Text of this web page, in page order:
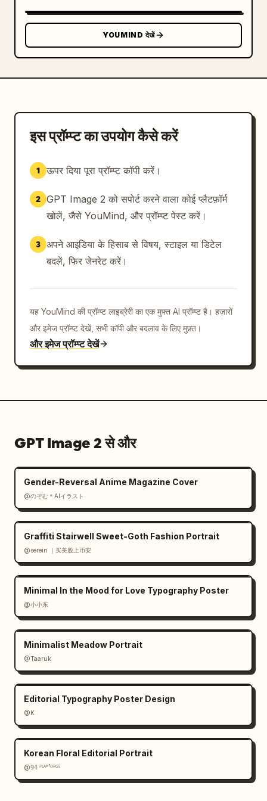
baseline"}]},"visual_style":"black ink on
clean white cards, high-end brand
presentation, restrained monochrome palette
with tiny colored accent marks, realistic
polished signature selection sheet where the
same customizable name appears in all six
distinct handwritten styles. Keep the
handwritten, with natural ink variation and
YOUMIND देखें
इस प्रॉम्प्ट का उपयोग कैसे करें
1 ऊपर दिया पूरा प्रॉम्प्ट कॉपी करें।
2 GPT Image 2 को सपोर्ट करने वाला कोई प्लैटफ़ॉर्म
खोलें, जैसे YouMind, और प्रॉम्प्ट पेस्ट करें।
3 अपने आइडिया के हिसाब से विषय, स्टाइल या डिटेल
बदलें, फिर जेनरेट करें।
यह YouMind की प्रॉम्प्ट लाइब्रेरी का एक मुफ़्त AI प्रॉम्प्ट है। हज़ारों
और इमेज प्रॉम्प्ट देखें, सभी कॉपी और बदलाव के लिए मुफ़्त।
और इमेज प्रॉम्प्ट देखें
GPT Image 2 से और
Gender-Reversal Anime Magazine Cover
@のぞむ＊AIイラスト
Graffiti Stairwell Sweet-Goth Fashion Portrait
@serein ｜买美股上币安
Minimal In the Mood for Love Typography Poster
@小小东
Minimalist Meadow Portrait
@Taaruk
Editorial Typography Poster Design
@K
Korean Floral Editorial Portrait
@𝟡𝟜 ᴾᴸᴬʸᶠᴼᴿᴳᴱ